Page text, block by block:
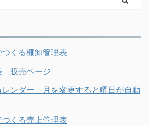
くる棚卸管理表
販売ページ
ンダー 月を変更すると曜日が自動
くる売上管理表